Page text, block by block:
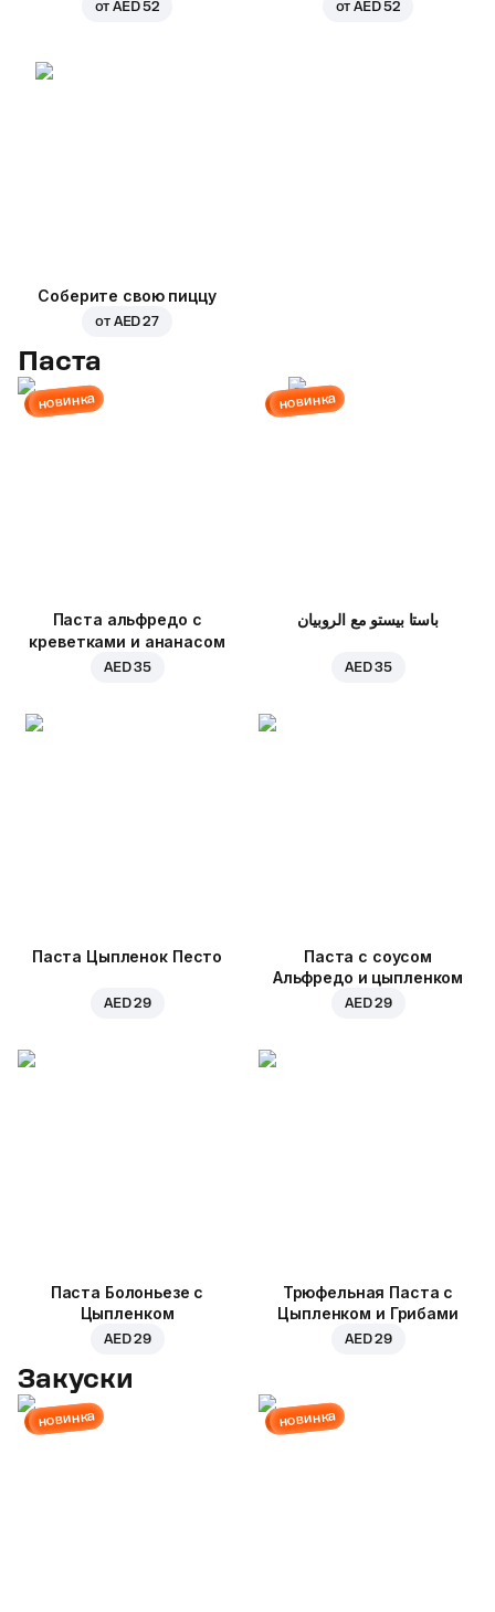
отAED 52 отAED 52
Соберите свою пиццу
от AED 27
Паста
новинка
Паста альфредо с
креветками и ананасом
AED 35
новинка
باستا بيستو مع الروبيان
AED 35
Паста Цыпленок Песто
AED 29
Паста с соусом
Альфредо и цыпленком
AED 29
Паста Болоньезе с
Цыпленком
AED 29
Трюфельная Паста с
Цыпленком и Грибами
AED 29
Закуски
новинка новинка